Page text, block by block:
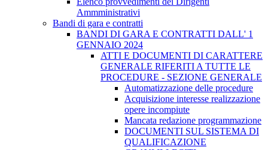
Ammministrativi
Bandi di gara e contratti
BANDI DI GARA E CONTRATTI DALL' 1
GENNAIO 2024
ATTI E DOCUMENTI DI CARATTERE
GENERALE RIFERITI A TUTTE LE
PROCEDURE - SEZIONE GENERALE
Automatizzazione delle procedure
Acquisizione interesse realizzazione
opere incompiute
Mancata redazione programmazione
DOCUMENTI SUL SISTEMA DI
QUALIFICAZIONE